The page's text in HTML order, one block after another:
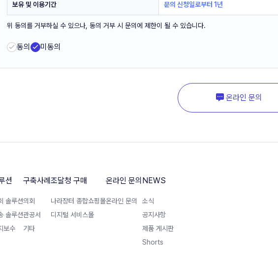
보유 및 이용기간 문의 신청일로부터 1년
위 동의를 거부하실 수 있으나, 동의 거부 시 문의에 제한이 될 수 있습니다.
동의 미동의
온라인 문의
션
솔루션
솔루션
보수
구축사례
의회
관공서
기타
조달청 구매
나라장터 종합쇼핑몰
디지털 서비스몰
온라인 문의
온라인 문의
NEWS
소식
공지사항
제품 게시판
Shorts